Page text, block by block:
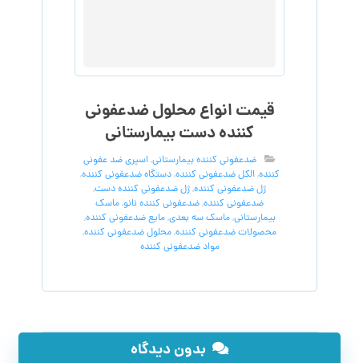
قیمت انواع محلول ضدعفونی
کننده دست بیمارستانی
ضدعفونی کننده بیمارستانی,اسپری ضد عفونی
کننده,الکل ضدعفونی کننده,دستگاه ضدعفونی کننده,
ژل ضدعفونی کننده,ژل ضدعفونی کننده دست,
ضدعفونی کننده,ضدعفونی کننده نانو,ماسک
بیمارستانی,ماسک سه بعدی,مایع ضدعفونی کننده,
محصولات ضدعفونی کننده,محلول ضدعفونی کننده,
مواد ضدعفونی کننده
بدون دیدگاه